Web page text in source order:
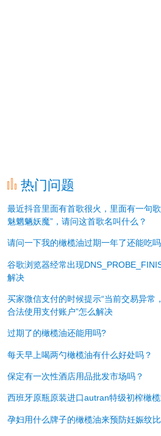
热门问题
最近抖音里面有首歌很火，里面有一句
魅魍魉妖魔”，请问这首歌名叫什么？
请问一下我的橄榄油过期一年了还能吃吗
谷歌浏览器经常出现
解决
买家微信支付的时候提示“当前交易异常
合法使用支付账户”怎么解决
过期了的橄榄油还能用吗?
每天早上喝两勺橄榄油有什么好处吗？
保定有一次性酒店用品批发市场吗？
西班牙原瓶原装进口autran特级初榨橄
孕妇用什么牌子的橄榄油来预防妊娠纹